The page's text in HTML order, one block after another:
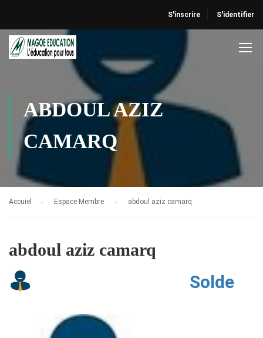
S'inscrire S'identifier
ABDOUL AZIZ
CAMARQ
Accuiel Espace Membre abdoul aziz camarq
abdoul aziz camarq
Solde